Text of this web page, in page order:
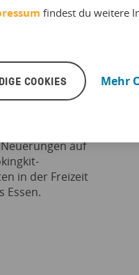
auf
in der Freizeit
Essen.
findest du weitere
COOKIES Mehr